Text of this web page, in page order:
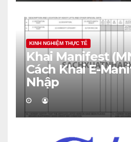
KINH NGHIỆM THỰC TẾ
Khai Manifest
Cách Khai E-
Nhập